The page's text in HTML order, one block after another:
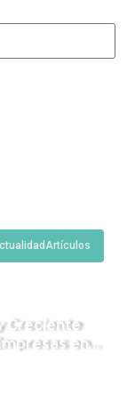
Artículos
Creciente
en